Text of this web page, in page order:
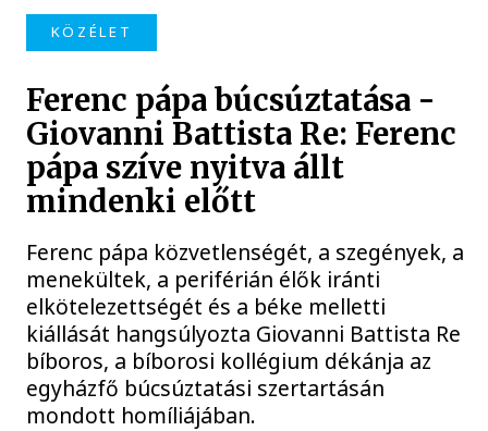
KÖZÉLET
Ferenc pápa búcsúztatása -
Giovanni Battista Re: Ferenc
pápa szíve nyitva állt
mindenki előtt
Ferenc pápa közvetlenségét, a szegények, a
menekültek, a periférián élők iránti
elkötelezettségét és a béke melletti
kiállását hangsúlyozta Giovanni Battista Re
bíboros, a bíborosi kollégium dékánja az
egyházfő búcsúztatási szertartásán
mondott homíliájában.